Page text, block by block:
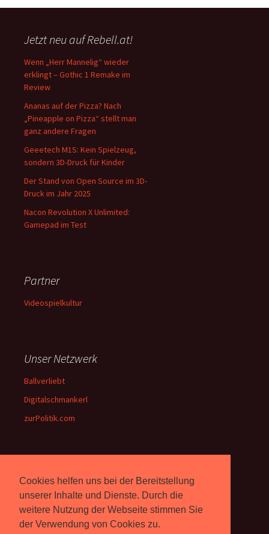
Cookies helfen uns bei der Bereitstellung
unserer Inhalte und Dienste. Durch die
weitere Nutzung der Webseite stimmen Sie
der Verwendung von Cookies zu.
Jetzt neu auf Rebell.at!
Wenn „Herr Mannelig“ wieder
erklingt – Gothic 1 Remake im
Review
Ananas auf der Pizza? Nach
„Pineapple on Pizza“ stellt man
ganz andere Fragen
Geeetech M1S: Kein Spielzeug,
sondern 3D-Druck für Kinder
Der Stand von Open Source im 3D-
Druck im Jahr 2025
Nacon Revolution X Unlimited:
Gamepad im Test
Partner
Videospielkultur
Unser Netzwerk
Ballverliebt
Digitalschmankerl
zurPolitik.com
Über Uns
Rebell.atberichtet seit 2003
unabhängig über Computer- und
Videospiele. ( Impressum)